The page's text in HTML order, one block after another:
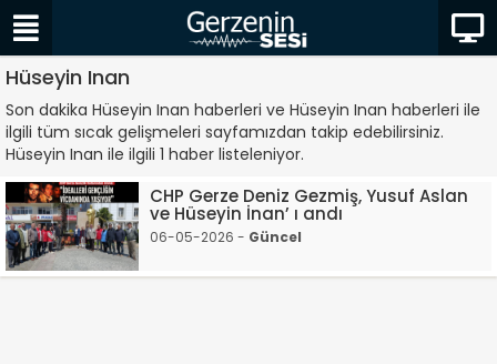
Hüseyin Inan
Son dakika Hüseyin Inan haberleri ve Hüseyin Inan haberleri ile
ilgili tüm sıcak gelişmeleri sayfamızdan takip edebilirsiniz.
Hüseyin Inan ile ilgili 1 haber listeleniyor.
CHP Gerze Deniz Gezmiş, Yusuf Aslan
ve Hüseyin İnan’ ı andı
06-05-2026 - Güncel